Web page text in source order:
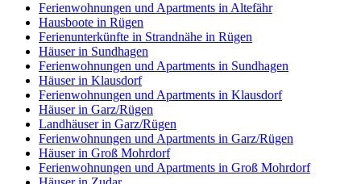
Ferienwohnungen und Apartments in Altefähr
Hausboote in Rügen
Ferienunterkünfte in Strandnähe in Rügen
Häuser in Sundhagen
Ferienwohnungen und Apartments in Sundhagen
Häuser in Klausdorf
Ferienwohnungen und Apartments in Klausdorf
Häuser in Garz/Rügen
Landhäuser in Garz/Rügen
Ferienwohnungen und Apartments in Garz/Rügen
Häuser in Groß Mohrdorf
Ferienwohnungen und Apartments in Groß Mohrdorf